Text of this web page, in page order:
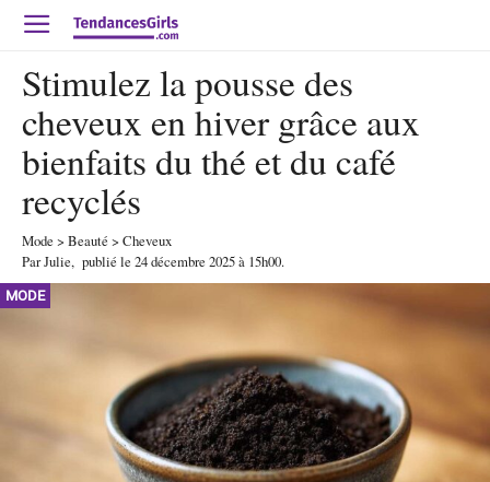
Stimulez la pousse des
cheveux en hiver grâce aux
bienfaits du thé et du café
recyclés
Mode > Beauté > Cheveux
ParJulie, publié le 24 décembre 2025à 15h00.
MODE